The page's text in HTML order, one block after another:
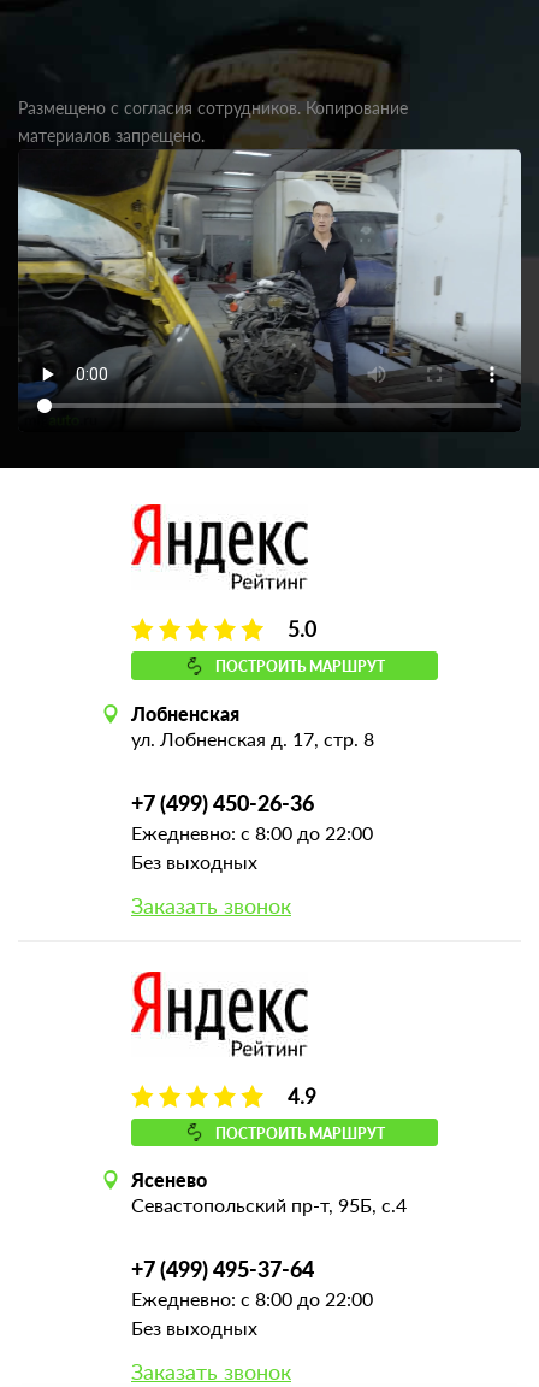
Размещено с согласия сотрудников. Копирование
материалов запрещено.
5.0
ПОСТРОИТЬ МАРШРУТ
Лобненская
ул. Лобненская д. 17, стр. 8
+7 (499) 450-26-36
Ежедневно: с 8:00 до 22:00
Без выходных
Заказать звонок
4.9
ПОСТРОИТЬ МАРШРУТ
Ясенево
Севастопольский пр-т, 95Б, с.4
+7 (499) 495-37-64
Ежедневно: с 8:00 до 22:00
Без выходных
Заказать звонок